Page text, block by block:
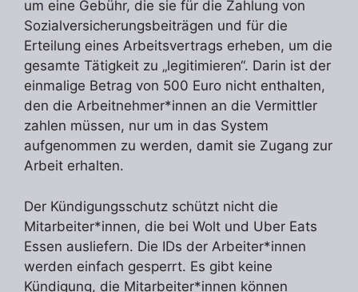
um eine Gebühr, die sie für die Zahlung von
Sozialversicherungsbeiträgen und für die
Erteilung eines Arbeitsvertrags erheben, um die
gesamte Tätigkeit zu „legitimieren“. Darin ist der
einmalige Betrag von 500 Euro nicht enthalten,
den die Arbeitnehmer*innen an die Vermittler
zahlen müssen, nur um in das System
aufgenommen zu werden, damit sie Zugang zur
Arbeit erhalten.
Der Kündigungsschutz schützt nicht die
Mitarbeiter*innen, die bei Wolt und Uber Eats
Essen ausliefern. Die IDs der Arbeiter*innen
werden einfach gesperrt. Es gibt keine
Kündigung, die Mitarbeiter*innen können